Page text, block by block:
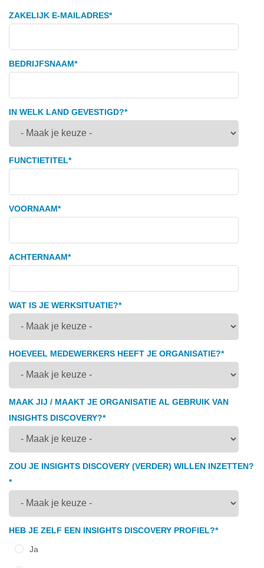
ZAKELIJK E-MAILADRES*
BEDRIJFSNAAM*
IN WELK LAND GEVESTIGD?*
FUNCTIETITEL*
VOORNAAM*
ACHTERNAAM*
WAT IS JE WERKSITUATIE?*
HOEVEEL MEDEWERKERS HEEFT JE ORGANISATIE?*
MAAK JIJ / MAAKT JE ORGANISATIE AL GEBRUIK VAN
INSIGHTS DISCOVERY?*
ZOU JE INSIGHTS DISCOVERY (VERDER) WILLEN INZETTEN?
*
HEB JE ZELF EEN INSIGHTS DISCOVERY PROFIEL?*
Ja